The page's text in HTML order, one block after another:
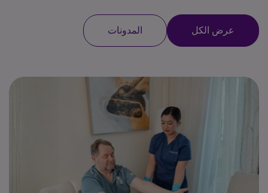
عرض الكل المدونات